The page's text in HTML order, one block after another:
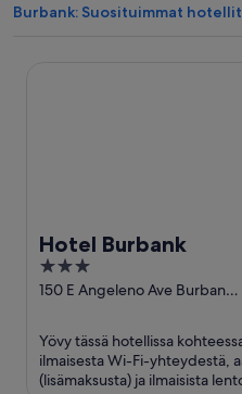
Burbank: Suosituimmat hotellit
Hotel Burbank
3
out
5
150 E Angeleno Ave Burbank
Yövy tässä hotellissa
ilmaisesta Wi-Fi-yhteydestä,
(lisämaksusta) ja ilmaisista